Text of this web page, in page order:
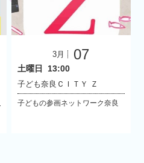
3月 07
土曜日 13:00
子ども奈良ＣＩＴＹ Ｚ
子どもの参画ネットワーク奈良